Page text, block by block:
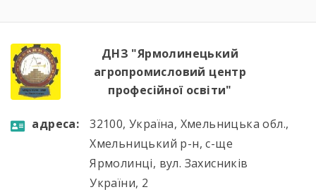
Алла Гончарук проаналізувала роботу комісії
ДНЗ "Ярмолинецький
агропромисловий центр
професійної освіти"
aдресa:
32100, Україна, Хмельницька обл.,
Хмельницький р-н, с-ще
Ярмолинці, вул. Захисників
України, 2